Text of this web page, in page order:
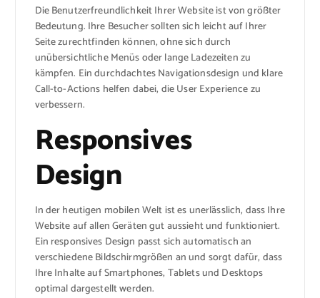
Die Benutzerfreundlichkeit Ihrer Website ist von größter
Bedeutung. Ihre Besucher sollten sich leicht auf Ihrer
Seite zurechtfinden können, ohne sich durch
unübersichtliche Menüs oder lange Ladezeiten zu
kämpfen. Ein durchdachtes Navigationsdesign und klare
Call-to-Actions helfen dabei, die User Experience zu
verbessern.
Responsives
Design
In der heutigen mobilen Welt ist es unerlässlich, dass Ihre
Website auf allen Geräten gut aussieht und funktioniert.
Ein responsives Design passt sich automatisch an
verschiedene Bildschirmgrößen an und sorgt dafür, dass
Ihre Inhalte auf Smartphones, Tablets und Desktops
optimal dargestellt werden.